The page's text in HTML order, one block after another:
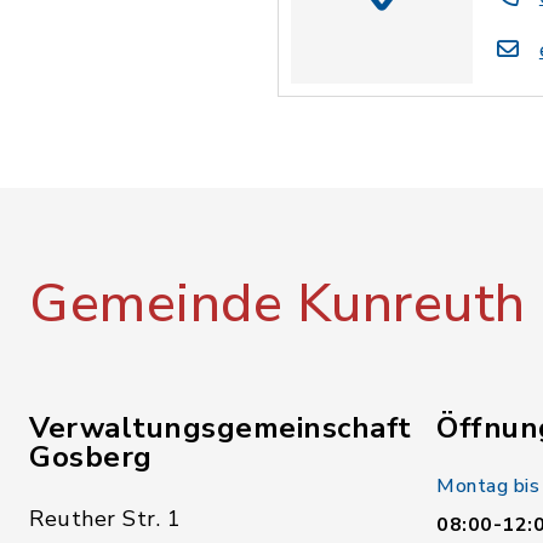
Gemeinde Kunreuth
Verwaltungsgemeinschaft
Gosberg
Reuther Str. 1
Montag
08:00-